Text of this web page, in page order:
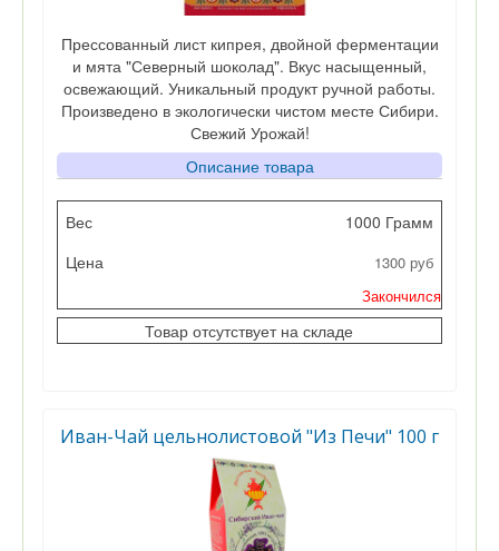
Прессованный лист кипрея, двойной ферментации
и мята "Северный шоколад". Вкус насыщенный,
освежающий. Уникальный продукт ручной работы.
Произведено в экологически чистом месте Сибири.
Свежий Урожай!
Описание товара
Вес
Цена
Кол-во
1000 Грамм
1300 руб
Закончился
Товар отсутствует на складе
Иван-Чай цельнолистовой "Из Печи" 100 г